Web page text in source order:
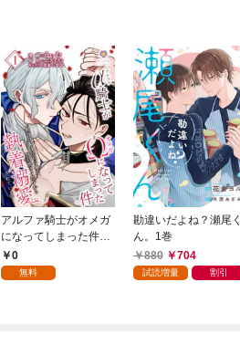
アルファ騎士がオメガ
になってしまった件～
最強α騎士団長の俺
が、世話焼きα部下か
0
無料
勘違いだよね？瀬尾く
ん。1巻
880
704
試読増量 割引